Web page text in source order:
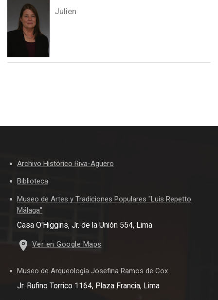
Julien
Archivo Histórico Riva-Agüero
Biblioteca
Museo de Artes y Tradiciones Populares "Luis Repetto
Málaga"
Casa O'Higgins, Jr. de la Unión 554, Lima
Ver en Google Maps
Museo de Arqueología Josefina Ramos de Cox
Jr. Rufino Torrico 1164, Plaza Francia, Lima